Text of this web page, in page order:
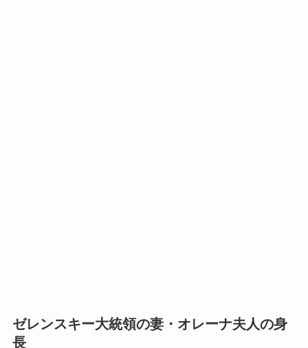
ゼレンスキー大統領の妻・オレーナ夫人の身
長